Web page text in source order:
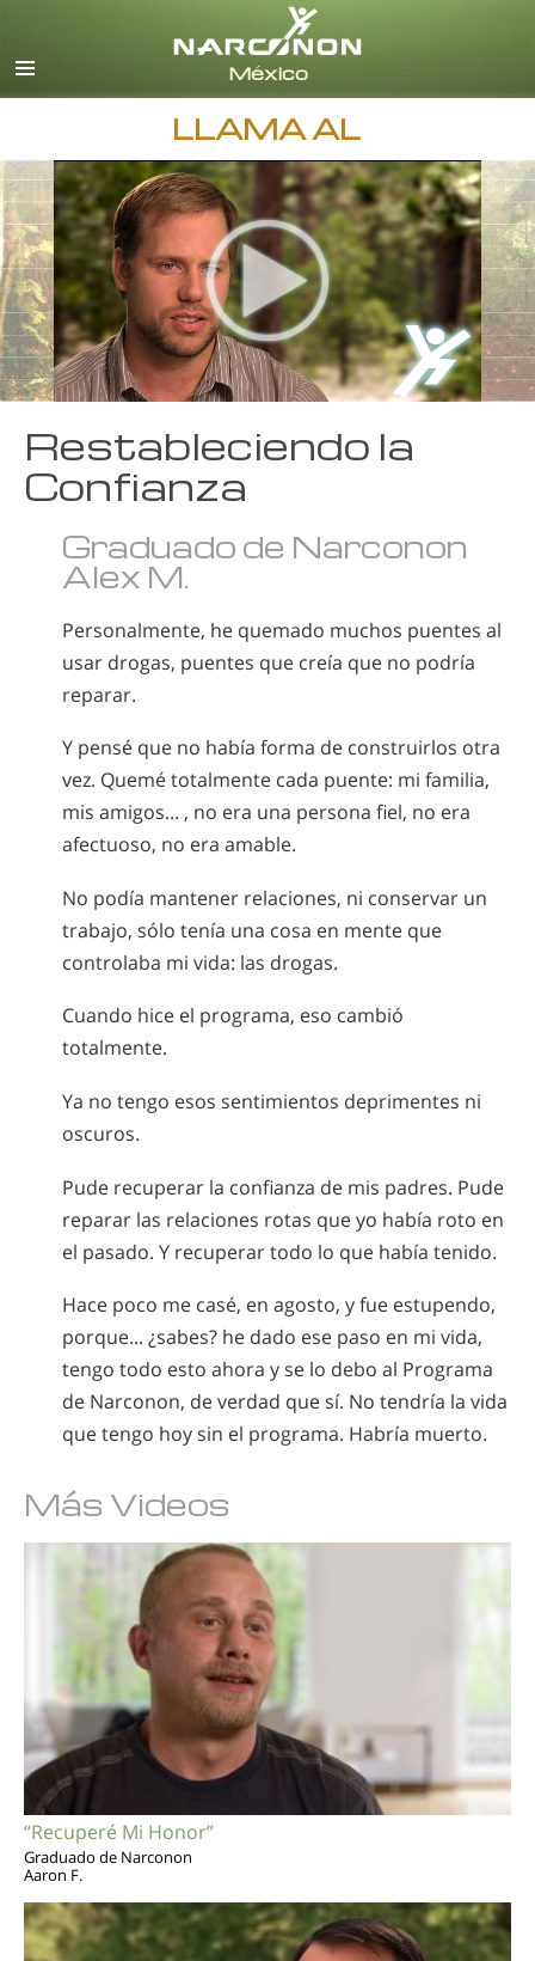
Español
Inglés
Todas las Regiones/Idiomas
LLAMA AL
Restableciendo la
Confianza
Graduado de Narconon
Alex M.
Personalmente, he quemado muchos puentes al
usar drogas, puentes que creía que no podría
reparar.
Y pensé que no había forma de construirlos otra
vez. Quemé totalmente cada puente: mi familia,
mis amigos... , no era una persona fiel, no era
afectuoso, no era amable.
No podía mantener relaciones, ni conservar un
trabajo, sólo tenía una cosa en mente que
controlaba mi vida: las drogas.
Cuando hice el programa, eso cambió
totalmente.
Ya no tengo esos sentimientos deprimentes ni
oscuros.
Pude recuperar la confianza de mis padres. Pude
reparar las relaciones rotas que yo había roto en
el pasado. Y recuperar todo lo que había tenido.
Hace poco me casé, en agosto, y fue estupendo,
porque... ¿sabes? he dado ese paso en mi vida,
tengo todo esto ahora y se lo debo al Programa
de Narconon, de verdad que sí. No tendría la vida
que tengo hoy sin el programa. Habría muerto.
Más Videos
“Recuperé Mi Honor”
Graduado de Narconon
Aaron F.